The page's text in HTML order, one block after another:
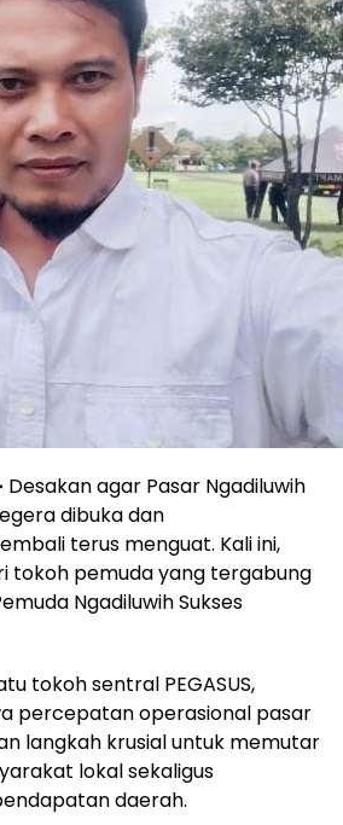
Desakan agar Pasar Ngadiluwih
dibuka dan
terus menguat. Kali ini,
tokoh pemuda yang tergabung
Ngadiluwih Sukses
tokoh sentral PEGASUS,
percepatan operasional pasar
langkah krusial untuk memutar
lokal sekaligus
daerah.